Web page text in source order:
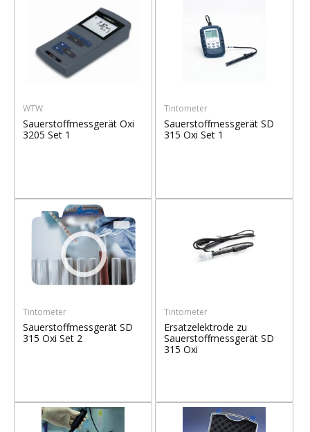
WTW
Sauerstoffmessgerät Oxi
3205 Set 1
Tintometer
Sauerstoffmessgerät SD
315 Oxi Set 1
Tintometer
Sauerstoffmessgerät SD
315 Oxi Set 2
Tintometer
Ersatzelektrode zu
Sauerstoffmessgerät SD
315 Oxi